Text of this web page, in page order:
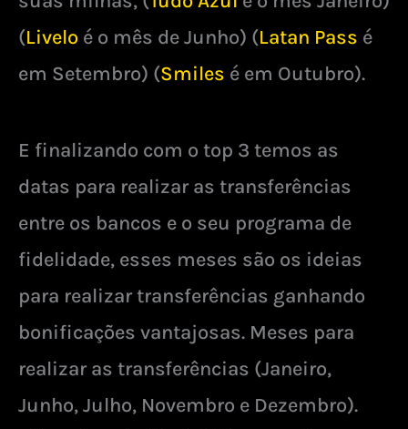
(Livelo é o mês de Junho) (Latan Pass é
em Setembro) (Smiles é em Outubro).
E finalizando com o top 3 temos as
datas para realizar as transferências
entre os bancos e o seu programa de
fidelidade, esses meses são os ideias
para realizar transferências ganhando
bonificações vantajosas. Meses para
realizar as transferências (Janeiro,
Junho, Julho, Novembro e Dezembro).